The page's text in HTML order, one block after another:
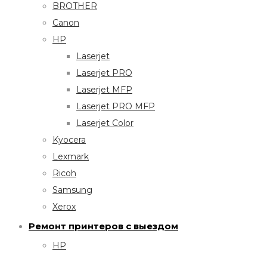
BROTHER
Canon
HP
Laserjet
Laserjet PRO
Laserjet MFP
Laserjet PRO MFP
Laserjet Color
Kyocera
Lexmark
Ricoh
Samsung
Xerox
Ремонт принтеров с выездом
HP